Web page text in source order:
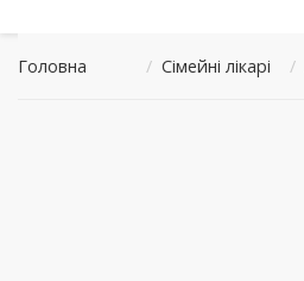
Головна / Сімейні лікарі /